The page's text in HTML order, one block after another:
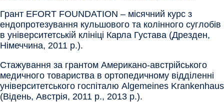
Грант EFORT FOUNDATION – місячний курс з
ендопротезування кульшового та колінного суглобів
в університетській клініці Карла Густава (Дрезден,
Німеччина, 2011 р.).
Стажування за грантом Американо-австрійського
медичного товариства в ортопедичному відділенні
університетського госпіталю Algemeines Krankenhaus
(Відень, Австрія, 2011 р., 2013 р.).